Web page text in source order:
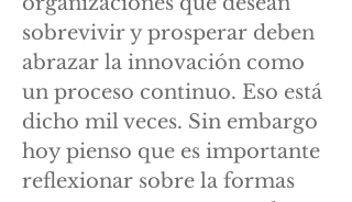
sobrevivir y prosperar deben
abrazar la innovación como
un proceso continuo. Eso está
dicho mil veces. Sin embargo
hoy pienso que es importante
reflexionar sobre la formas